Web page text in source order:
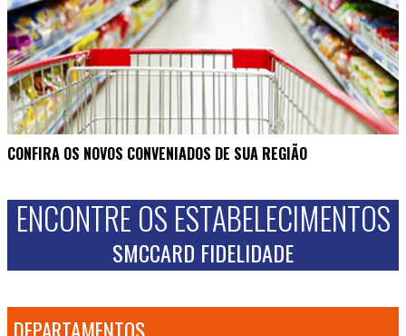
CONFIRA OS NOVOS CONVENIADOS DE SUA REGIÃO
ENCONTRE OS ESTABELECIMENTOS
SMCCARD FIDELIDADE